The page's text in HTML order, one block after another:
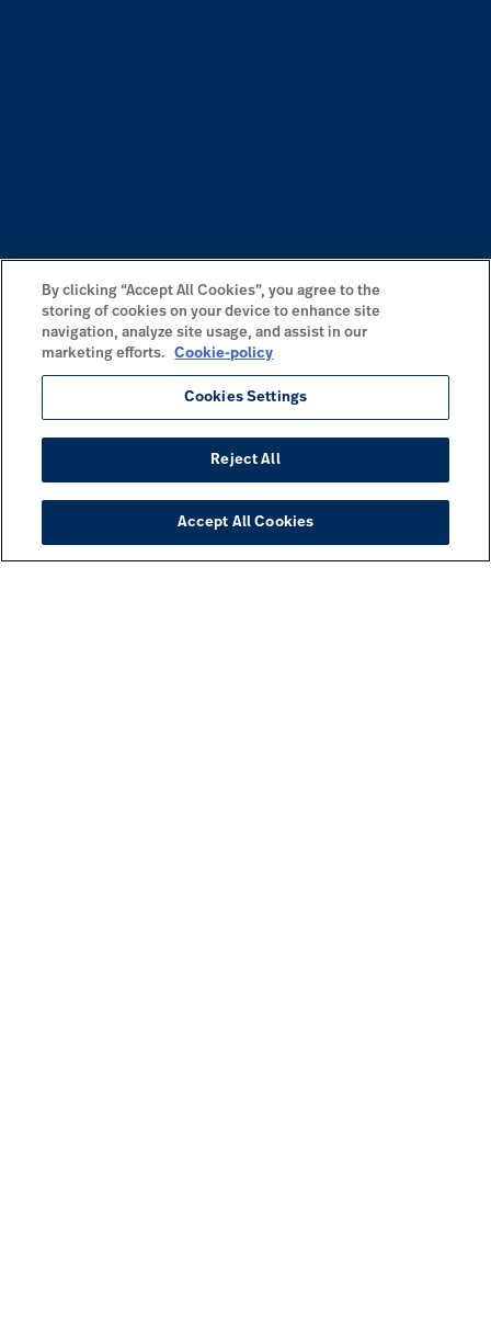
By clicking “Accept All Cookies”, you agree to the
storing of cookies on your device to enhance site
navigation, analyze site usage, and assist in our
marketing efforts.
Cookie-policy
Cookies Settings
Reject All
Accept All Cookies